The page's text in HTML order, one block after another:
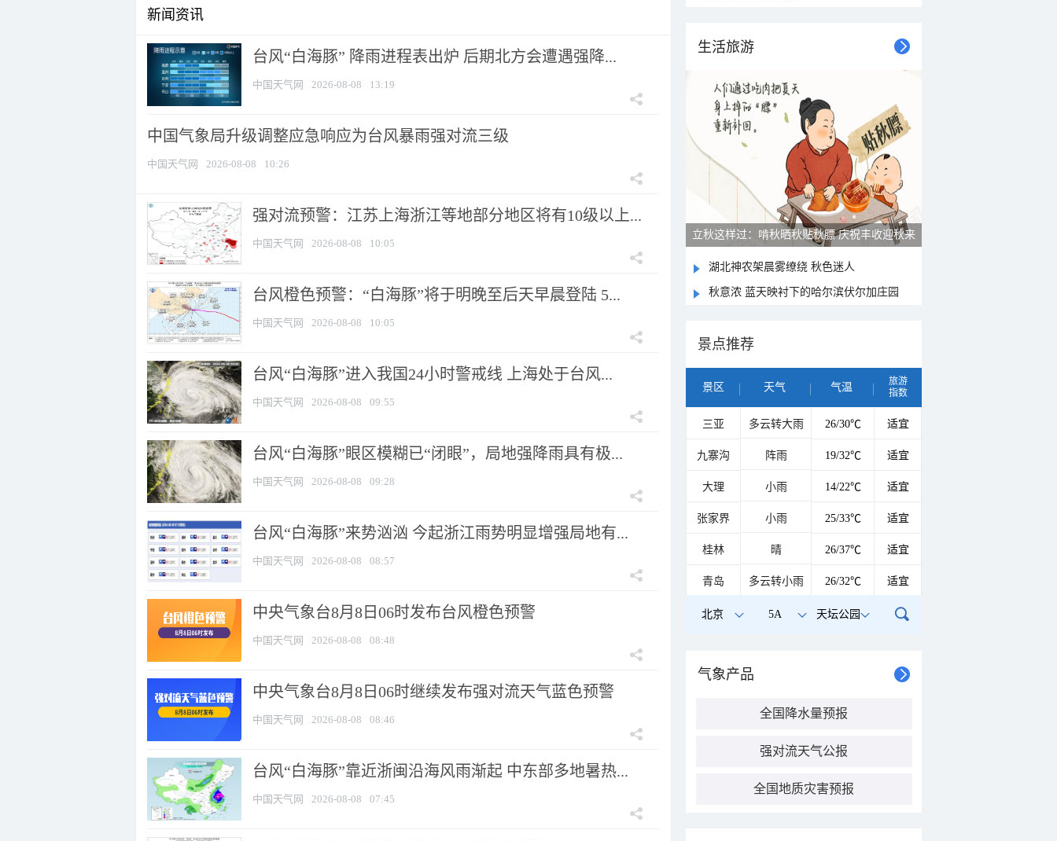
新闻资讯
台风“白海豚” 降雨进程表出炉 后期北方会遭遇强降...
中国天气网 2026-08-08 13:19
中国气象局升级调整应急响应为台风暴雨强对流三级
中国天气网 2026-08-08 10:26
强对流预警：江苏上海浙江等地部分地区将有10级以上...
中国天气网 2026-08-08 10:05
台风橙色预警：“白海豚”将于明晚至后天早晨登陆 5...
中国天气网 2026-08-08 10:05
台风“白海豚”进入我国24小时警戒线 上海处于台风...
中国天气网 2026-08-08 09:55
台风“白海豚”眼区模糊已“闭眼”，局地强降雨具有极...
中国天气网 2026-08-08 09:28
台风“白海豚”来势汹汹 今起浙江雨势明显增强局地有...
中国天气网 2026-08-08 08:57
中央气象台8月8日06时发布台风橙色预警
中国天气网 2026-08-08 08:48
中央气象台8月8日06时继续发布强对流天气蓝色预警
中国天气网 2026-08-08 08:46
台风“白海豚”靠近浙闽沿海风雨渐起 中东部多地暑热...
中国天气网 2026-08-08 07:45
生活旅游
立秋这样过：啃秋晒秋贴秋膘 庆祝丰收迎秋来
湖北神农架晨雾缭绕 秋色迷人
秋意浓 蓝天映衬下的哈尔滨伏尔加庄园
景点推荐
景区 天气 气温
旅游
指数
三亚 多云转大雨 26/30℃ 适宜
九寨沟 阵雨 19/32℃ 适宜
大理 小雨 14/22℃ 适宜
张家界 小雨 25/33℃ 适宜
桂林 晴 26/37℃ 适宜
青岛 多云转小雨 26/32℃ 适宜
北京 5A 天坛公园
气象产品
全国降水量预报
强对流天气公报
全国地质灾害预报